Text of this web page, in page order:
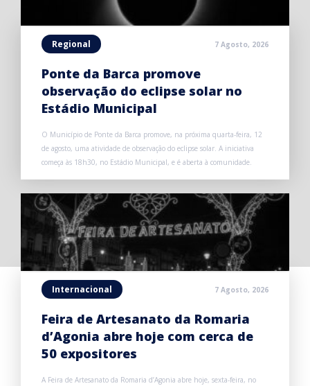
Regional 7 Agosto, 2026
Ponte da Barca promove
observação do eclipse solar no
Estádio Municipal
O Município de Ponte da Barca promove, na próxima quarta-feira, 12
de agosto, uma atividade de observação do eclipse solar. A iniciativa
começa às 18h30, no Estádio Municipal, e é aberta à comunidade.
Internacional 7 Agosto, 2026
Feira de Artesanato da Romaria
d’Agonia abre hoje com cerca de
50 expositores
A Feira de Artesanato da Romaria d’Agonia abre hoje, sexta-feira, no